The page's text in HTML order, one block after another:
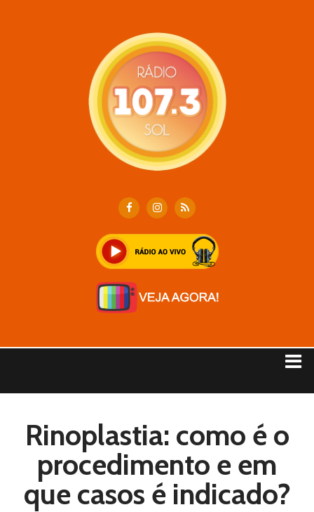
Rinoplastia: como é o
procedimento e em
que casos é indicado?